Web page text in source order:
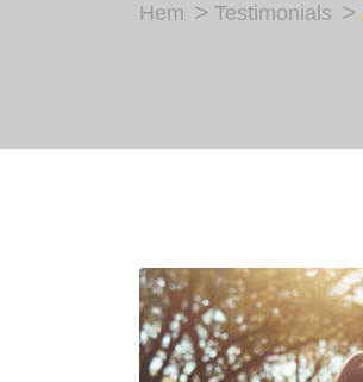
Hem Testimonials